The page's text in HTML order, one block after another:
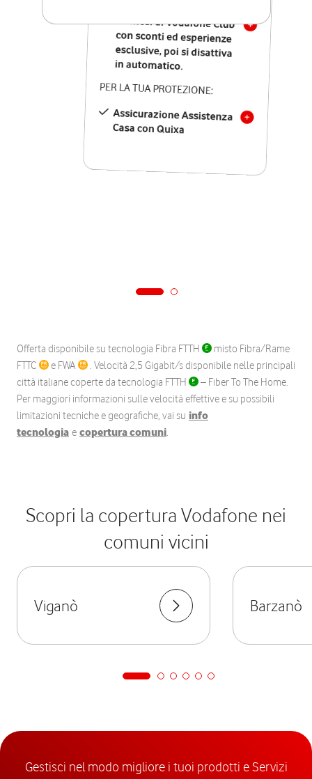
12 mesi di Vodafone Club
con sconti ed esperienze
esclusive, poi si disattiva
in automatico.
PER LA TUA PROTEZIONE:
Assicurazione Assistenza
Casa con Quixa
Offerta disponibile su tecnologia Fibra FTTH
misto Fibra/Rame
FTTC
e FWA
. Velocità 2,5 Gigabit/s disponibile nelle principali
città italiane coperte da tecnologia FTTH
– Fiber To The Home.
Per maggiori informazioni sulle velocità effettive e su possibili
limitazioni tecniche e geografiche, vai su info
tecnologia e copertura comuni.
Scopri la copertura Vodafone nei
comuni vicini
Viganò Barzanò
Gestisci nel modo migliore i tuoi prodotti e Servizi